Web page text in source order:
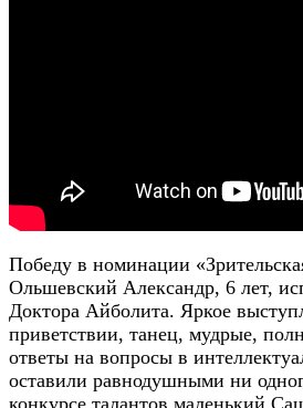
Победу в номинации
Ольшевский Александр, 6 лет,
Доктора Айболита. Яркое
приветствии, танец, мудрые,
ответы на вопросы в
оставили равнодушными ни
конкурсе талантов маленький